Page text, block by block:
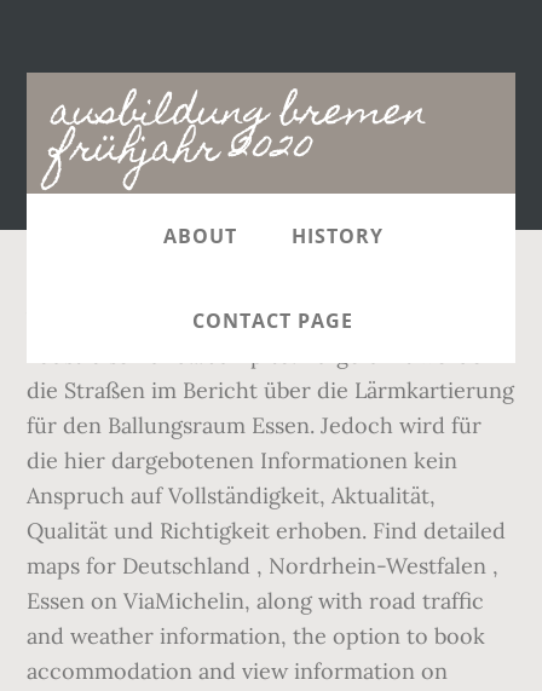
ausbildung bremen
frühjahr 2020
Main
navigation
ABOUT HISTORY
CONTACT PAGE
Vp TPA Mobile Straßen vermietet mobile
die Straßen im Bericht über die Lärmkartierung
für den Ballungsraum Essen. Jedoch wird für
die hier dargebotenen Informationen kein
Anspruch auf Vollständigkeit, Aktualität,
Qualität und Richtigkeit erhoben. Find detailed
maps for Deutschland , Nordrhein-Westfalen ,
Essen on ViaMichelin, along with road traffic
and weather information, the option to book
accommodation and view information on